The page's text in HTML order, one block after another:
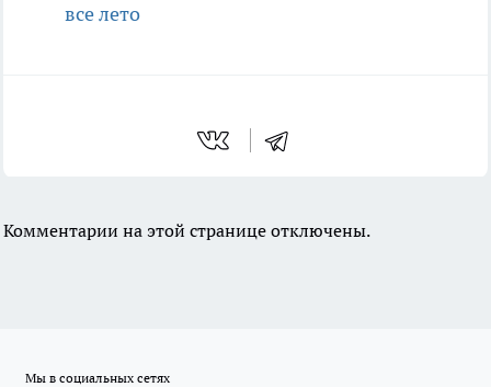
все лето
Комментарии на этой странице отключены.
Мы в социальных сетях